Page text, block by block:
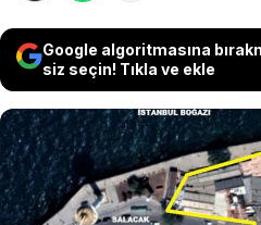
Google algoritmasına
siz seçin! Tıkla ve ekle
Üsküdar'daki
sahil kesiminin
fonksiyonuna